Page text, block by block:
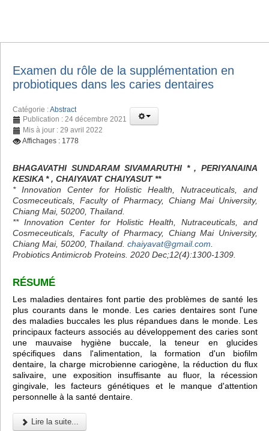
Examen du rôle de la supplémentation en
probiotiques dans les caries dentaires
Catégorie :Abstract
Publication : 24 décembre 2021
Mis à jour : 29 avril 2022
Affichages : 1778
BHAGAVATHI SUNDARAM SIVAMARUTHI * , PERIYANAINA
KESIKA * , CHAIYAVAT CHAIYASUT **
* Innovation Center for Holistic Health, Nutraceuticals, and
Cosmeceuticals, Faculty of Pharmacy, Chiang Mai University,
Chiang Mai, 50200, Thailand.
** Innovation Center for Holistic Health, Nutraceuticals, and
Cosmeceuticals, Faculty of Pharmacy, Chiang Mai University,
Chiang Mai, 50200, Thailand. chaiyavat@gmail.com
Probiotics Antimicrob Proteins. 2020 Dec;12(4):1300-1309.
RÉSUMÉ
Les maladies dentaires font partie des problèmes de santé les
plus courants dans le monde. Les caries dentaires sont l'une
des maladies buccales les plus répandues dans le monde. Les
principaux facteurs associés au développement des caries sont
une mauvaise hygiène buccale, la teneur en glucides
spécifiques dans l'alimentation, la formation d'un biofilm
dentaire, la charge microbienne cariogène, la réduction du flux
salivaire, une exposition insuffisante au fluor, la récession
gingivale, les facteurs génétiques et le manque d'attention
personnelle à la santé dentaire.
Lire la suite...